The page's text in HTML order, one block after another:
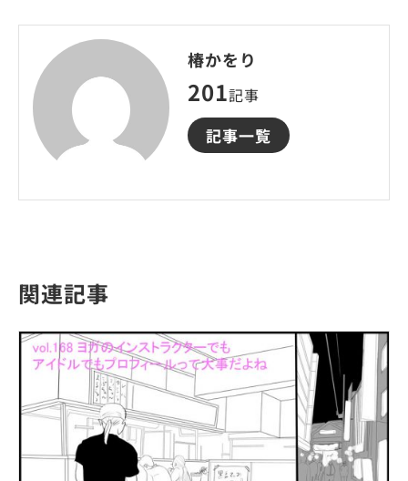
椿かをり
201記事
記事一覧
関連記事